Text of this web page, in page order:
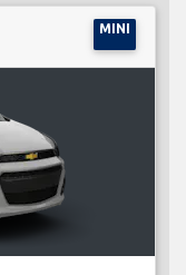
MINI